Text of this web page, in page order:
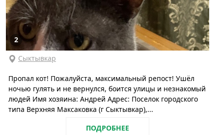
2
Сыктывкар
Пропал кот! Пожалуйста, максимальный репост! Ушёл
ночью гулять и не вернулся, боится улицы и незнакомый
людей Имя хозяина: Андрей Адрес: Поселок городского
типа Верхняя Максаковка (г Сыктывкар),...
ПОДРОБНЕЕ